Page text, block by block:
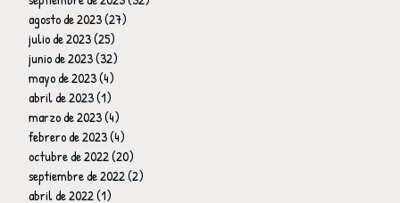
agosto de 2023(27)
julio de 2023(25)
junio de 2023(32)
mayo de 2023(4)
abril de 2023(1)
marzo de 2023(4)
febrero de 2023(4)
octubre de 2022(20)
septiembre de 2022(2)
abril de 2022(1)